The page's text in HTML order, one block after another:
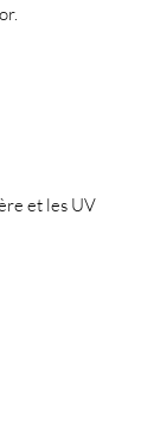
et les UV